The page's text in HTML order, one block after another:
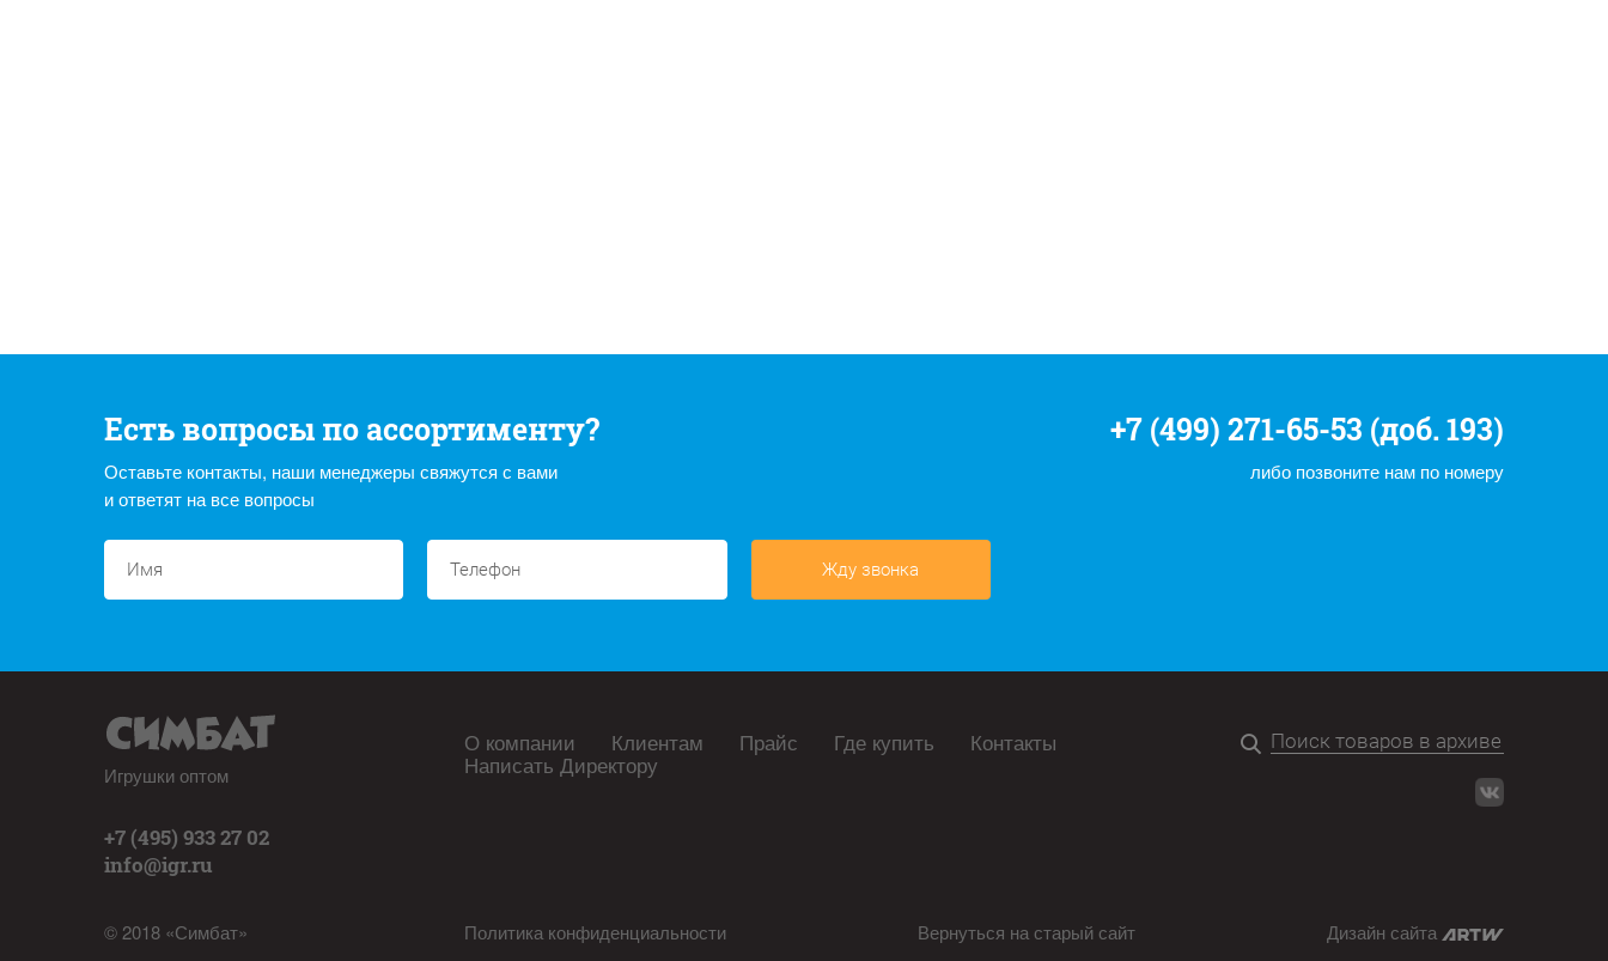
Есть вопросы по ассортименту?
Оставьте контакты, наши менеджеры свяжутся с вами
и ответят на все вопросы
+7 (499) 271-65-53 (доб. 193)
либо позвоните нам по номеру
Жду звонка
Игрушки оптом
+7 (495) 933 27 02
info@igr.ru
© 2018 «Симбат»
О компании Клиентам Прайс Где купить Контакты
Написать Директору
Политика конфиденциальности Вернуться на старый сайт Дизайн сайта